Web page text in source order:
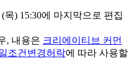
목) 15:30에 마지막으로 편집
, 내용은 크리에이티브 커먼
조건변경허락에 따라 사용할